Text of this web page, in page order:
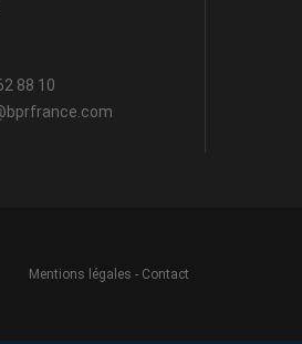
88 10
Mentions légales - Contact